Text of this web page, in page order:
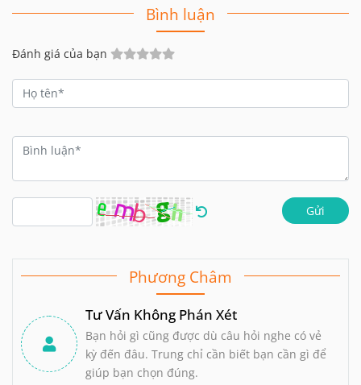
Bình luận
Đánh giá của bạn
Gửi
Phương Châm
Tư Vấn Không Phán Xét
Bạn hỏi gì cũng được dù câu hỏi nghe có vẻ
kỳ đến đâu. Trung chỉ cần biết bạn cần gì để
giúp bạn chọn đúng.